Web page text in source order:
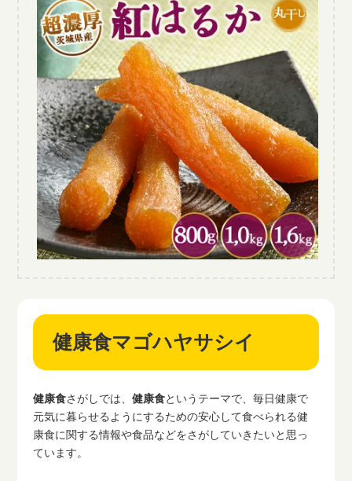
健康食マゴハヤサシイ
健康食さがしでは、健康食というテーマで、毎日健康で
元気に暮らせるようにするための安心して食べられる健
康食に関する情報や食品などをさがしていきたいと思っ
ています。